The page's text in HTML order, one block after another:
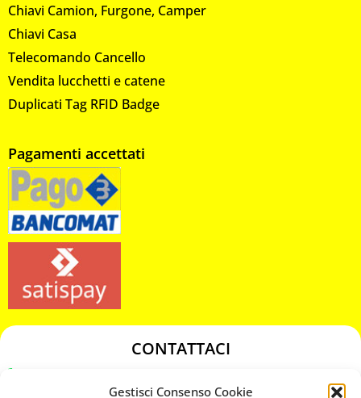
Gestisci Consenso Cookie
Chiavi Camion, Furgone, Camper
Chiavi Casa
Telecomando Cancello
Vendita lucchetti e catene
Duplicati Tag RFID Badge
Pagamenti accettati
CONTATTACI